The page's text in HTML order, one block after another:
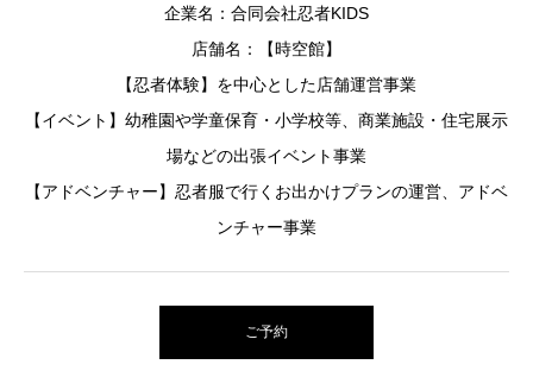
企業名：合同会社忍者KIDS
店舗名：【時空館】
【忍者体験】を中心とした店舗運営事業
【イベント】幼稚園や学童保育・小学校等、商業施設・住宅展示
場などの出張イベント事業
【アドベンチャー】忍者服で行くお出かけプランの運営、アドベ
ンチャー事業
ご予約